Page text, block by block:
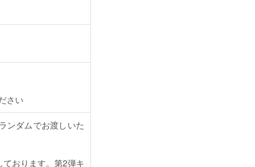
さい
ンダムでお渡しいた
おります。第2弾キ